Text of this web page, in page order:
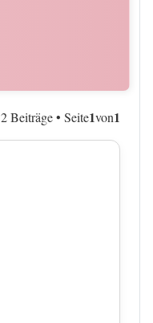
2 Beiträge • Seite1von1